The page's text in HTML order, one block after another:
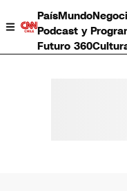
PaísMundo
Podcast y
Futuro 360